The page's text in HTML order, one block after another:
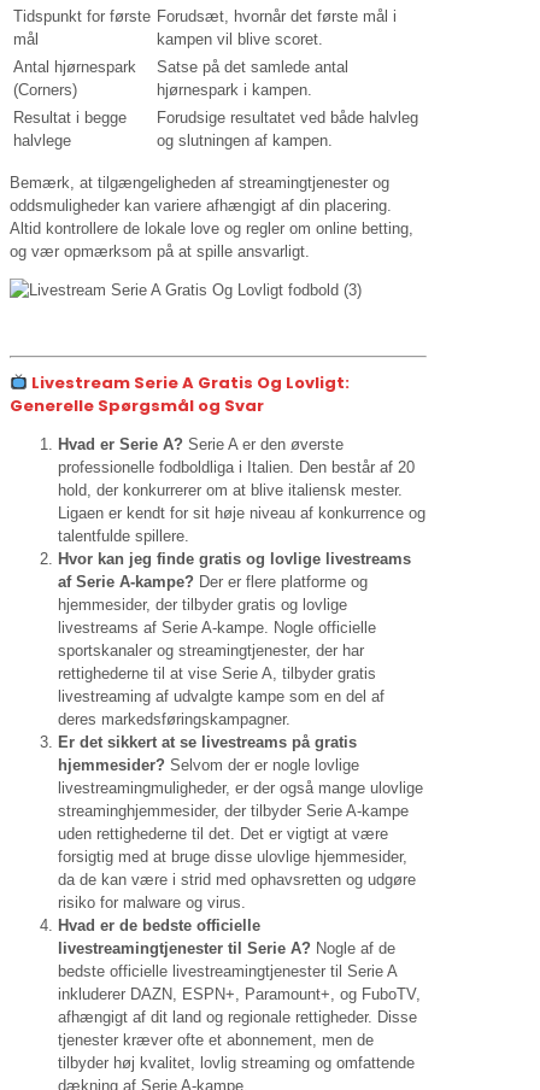
Tidspunkt for første
mål
Forudsæt, hvornår det første mål i
kampen vil blive scoret.
Antal hjørnespark
(Corners)
Satse på det samlede antal
hjørnespark i kampen.
Resultat i begge
halvlege
Forudsige resultatet ved både halvleg
og slutningen af kampen.
Bemærk, at tilgængeligheden af streamingtjenester og
oddsmuligheder kan variere afhængigt af din placering.
Altid kontrollere de lokale love og regler om online betting,
og vær opmærksom på at spille ansvarligt.
Livestream Serie A Gratis Og Lovligt:
Generelle Spørgsmål og Svar
Hvad er Serie A? Serie A er den øverste
professionelle fodboldliga i Italien. Den består af 20
hold, der konkurrerer om at blive italiensk mester.
Ligaen er kendt for sit høje niveau af konkurrence og
talentfulde spillere.
Hvor kan jeg finde gratis og lovlige livestreams
af Serie A-kampe? Der er flere platforme og
hjemmesider, der tilbyder gratis og lovlige
livestreams af Serie A-kampe. Nogle officielle
sportskanaler og streamingtjenester, der har
rettighederne til at vise Serie A, tilbyder gratis
livestreaming af udvalgte kampe som en del af
deres markedsføringskampagner.
Er det sikkert at se livestreams på gratis
hjemmesider? Selvom der er nogle lovlige
livestreamingmuligheder, er der også mange ulovlige
streaminghjemmesider, der tilbyder Serie A-kampe
uden rettighederne til det. Det er vigtigt at være
forsigtig med at bruge disse ulovlige hjemmesider,
da de kan være i strid med ophavsretten og udgøre
risiko for malware og virus.
Hvad er de bedste officielle
livestreamingtjenester til Serie A? Nogle af de
bedste officielle livestreamingtjenester til Serie A
inkluderer DAZN, ESPN+, Paramount+, og FuboTV,
afhængigt af dit land og regionale rettigheder. Disse
tjenester kræver ofte et abonnement, men de
tilbyder høj kvalitet, lovlig streaming og omfattende
dækning af Serie A-kampe.